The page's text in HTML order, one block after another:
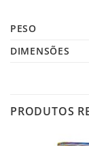
PESO
DIMENSÕES
PRODUTOS